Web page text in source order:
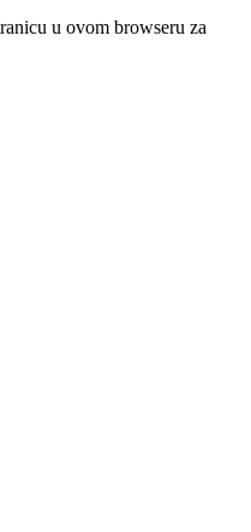
u ovom browseru za